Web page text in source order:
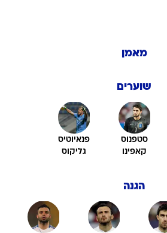
מאמן
שוערים
סטפנוס
קאפינו
פנאיוטיס
גליקוס
הגנה